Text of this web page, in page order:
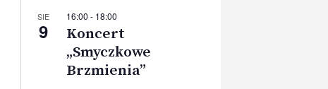
SIE
9
16:00 - 18:00
Koncert
„Smyczkowe
Brzmienia”